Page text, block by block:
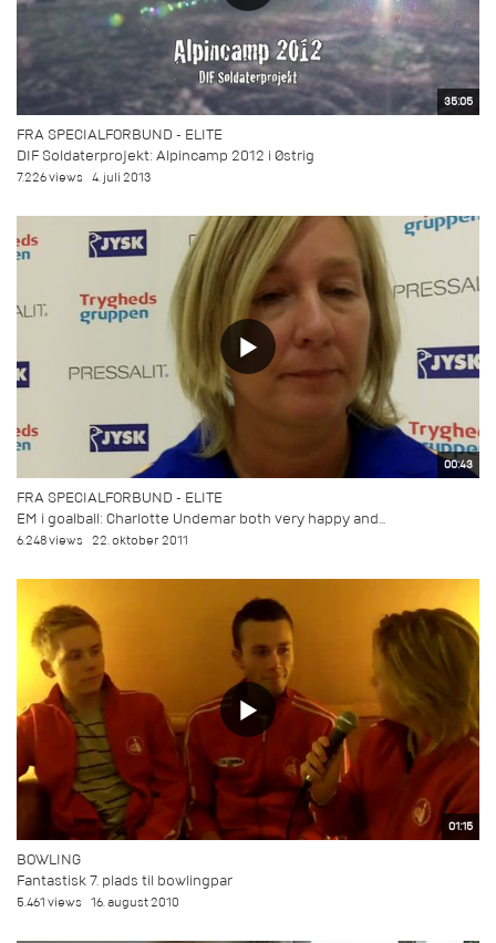
35:05
FRA SPECIALFORBUND - ELITE
DIF Soldaterprojekt: Alpincamp 2012 i Østrig
7.226 views 4. juli 2013
00:43
FRA SPECIALFORBUND - ELITE
EM i goalball: Charlotte Undemar both very happy and...
6.248 views 22. oktober 2011
01:15
BOWLING
Fantastisk 7. plads til bowlingpar
5.461 views 16. august 2010